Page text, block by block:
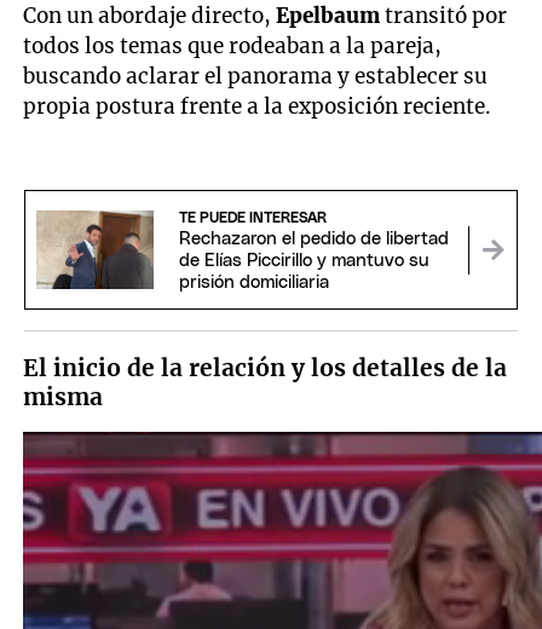
Con un abordaje directo,Epelbaumtransitó por
todos los temas que rodeaban a la pareja,
buscando aclarar el panorama y establecer su
propia postura frente a la exposición reciente.
TE PUEDE INTERESAR
Rechazaron el pedido de libertad
de Elías Piccirillo y mantuvo su
prisión domiciliaria
El inicio de la relación y los detalles de la
misma